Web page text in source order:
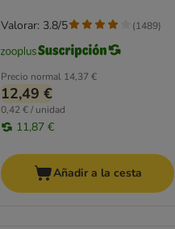
Precio normal 14,37 €
12,49 €
0,42 € / unidad
11,87 €
Valorar: 3.8/5 (1489)
Añadir a la cesta